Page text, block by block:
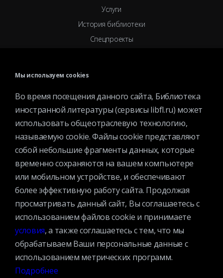
Услуги
История библиотеки
Спецпроекты
Противодействие экстремизму
Ученый совет
Организационная структура
Адрес:
109240, г. Москва, ул. Николоямская, д. 1Посмотреть на карте
Регистрация читателей:
Справочно-библиографические консультации:
+7 (495) 915–36–41
Мы используем cookies
Во время посещения данного сайта, Библиотека
иностранной литературы (сервисы libfl.ru) может
использовать общеотраслевую технологию,
называемую cookie. Файлы cookie представляют
собой небольшие фрагменты данных, которые
временно сохраняются на вашем компьютере
или мобильном устройстве, и обеспечивают
более эффективную работу сайта. Продолжая
просматривать данный сайт, Вы соглашаетесь с
использованием файлов cookie и принимаете
условия, а также соглашаетесь с тем, что мы
обрабатываем Ваши персональные данные с
использованием метрических программ.
Подробнее